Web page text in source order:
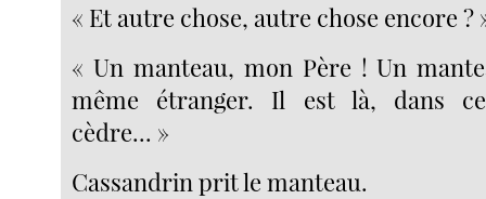
« Et autre chose, autre chose encore ?
« Un manteau, mon Père ! Un
même étranger. Il est là, dans
cèdre... »
Cassandrin prit le manteau.